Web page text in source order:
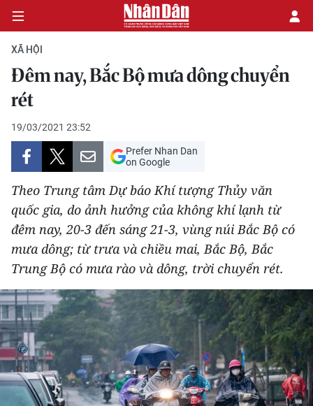
CHÍNH TRỊ
KINH TẾ
VĂN HÓA
XÃ HỘI
PHÁP LUẬT
DU LỊCH
THẾ GIỚI
THỂ THAO
GIÁO DỤC
Y TẾ
XÃ HỘI
Đêm nay, Bắc Bộ mưa dông chuyển
rét
19/03/2021 23:52
Prefer Nhan Dan
on Google
Theo Trung tâm Dự báo Khí tượng Thủy văn
quốc gia, do ảnh hưởng của không khí lạnh từ
đêm nay, 20-3 đến sáng 21-3, vùng núi Bắc Bộ có
mưa dông; từ trưa và chiều mai, Bắc Bộ, Bắc
Trung Bộ có mưa rào và dông, trời chuyển rét.